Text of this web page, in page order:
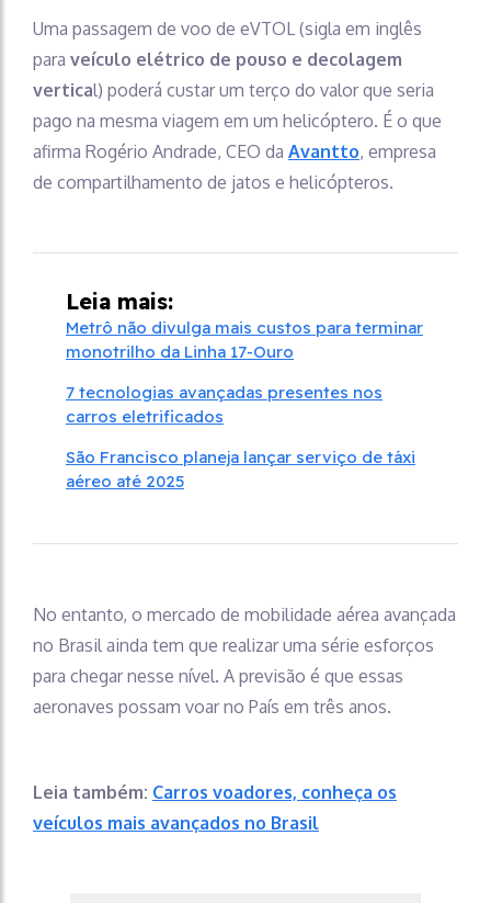
Uma passagem de voo de eVTOL (sigla em inglês
para veículo elétrico de pouso e decolagem
vertical) poderá custar um terço do valor que seria
pago na mesma viagem em um helicóptero. É o que
afirma Rogério Andrade, CEO da Avantto, empresa
de compartilhamento de jatos e helicópteros.
Leia mais:
Metrô não divulga mais custos para terminar
monotrilho da Linha 17-Ouro
7 tecnologias avançadas presentes nos
carros eletrificados
São Francisco planeja lançar serviço de táxi
aéreo até 2025
No entanto, o mercado de mobilidade aérea avançada
no Brasil ainda tem que realizar uma série esforços
para chegar nesse nível. A previsão é que essas
aeronaves possam voar no País em três anos.
Leia também: Carros voadores, conheça os
veículos mais avançados no Brasil